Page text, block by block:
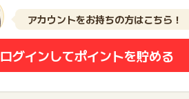
アカウントをお持ちの方はこちら！
ログインしてポイントを貯める